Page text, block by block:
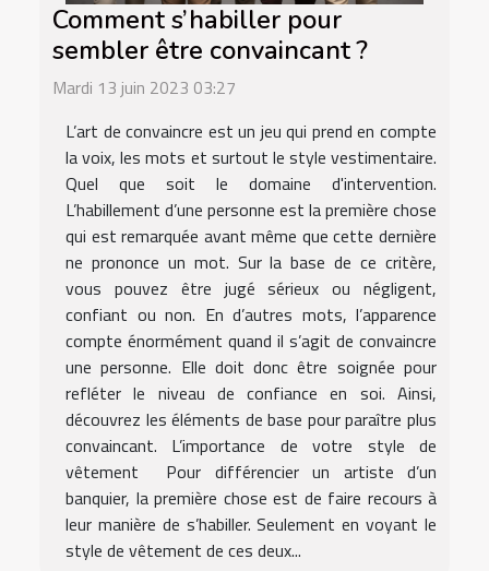
Comment s’habiller pour
sembler être convaincant ?
Mardi 13 juin 2023 03:27
L’art de convaincre est un jeu qui prend en compte
la voix, les mots et surtout le style vestimentaire.
Quel que soit le domaine d'intervention.
L’habillement d’une personne est la première chose
qui est remarquée avant même que cette dernière
ne prononce un mot. Sur la base de ce critère,
vous pouvez être jugé sérieux ou négligent,
confiant ou non. En d’autres mots, l’apparence
compte énormément quand il s’agit de convaincre
une personne. Elle doit donc être soignée pour
refléter le niveau de confiance en soi. Ainsi,
découvrez les éléments de base pour paraître plus
convaincant. L’importance de votre style de
vêtement Pour différencier un artiste d’un
banquier, la première chose est de faire recours à
leur manière de s’habiller. Seulement en voyant le
style de vêtement de ces deux...